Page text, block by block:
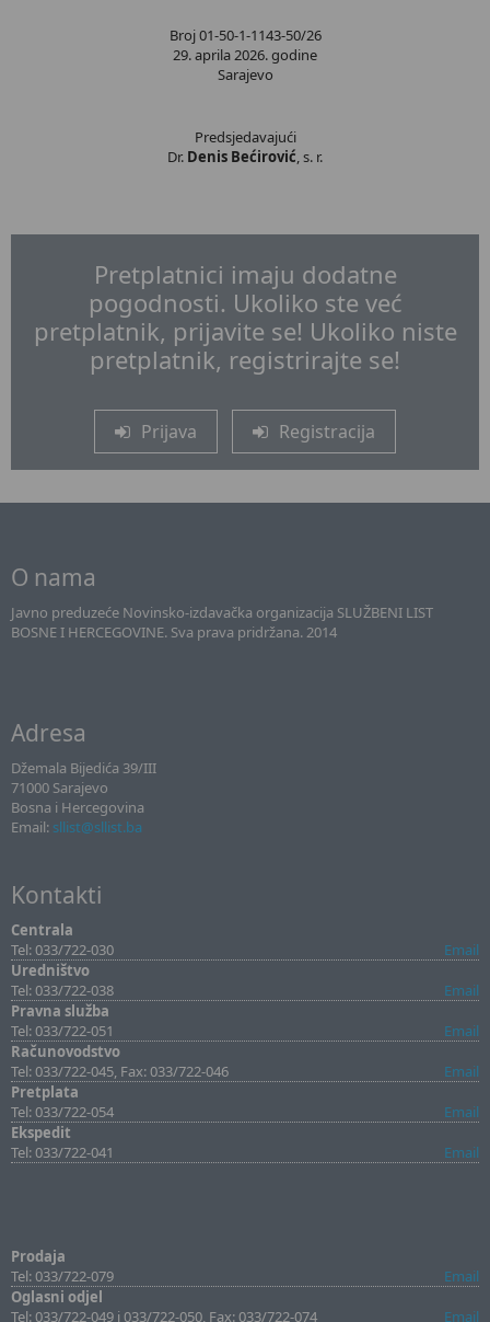
Broj 01-50-1-1143-50/26
29. aprila 2026. godine
Sarajevo
Predsjedavajući
Dr. Denis Bećirović, s. r.
Pretplatnici imaju dodatne
pogodnosti. Ukoliko ste već
pretplatnik, prijavite se! Ukoliko niste
pretplatnik, registrirajte se!
Prijava Registracija
O nama
Javno preduzeće Novinsko-izdavačka organizacija SLUŽBENI LIST
BOSNE I HERCEGOVINE. Sva prava pridržana. 2014
Adresa
Džemala Bijedića 39/III
71000 Sarajevo
Bosna i Hercegovina
Email: sllist@sllist.ba
Kontakti
Centrala
Tel: 033/722-030
Email
Uredništvo
Tel: 033/722-038
Email
Pravna služba
Tel: 033/722-051
Email
Računovodstvo
Tel: 033/722-045, Fax: 033/722-046
Email
Pretplata
Tel: 033/722-054
Email
Ekspedit
Tel: 033/722-041
Email
Prodaja
Tel: 033/722-079
Email
Oglasni odjel
Tel: 033/722-049 i 033/722-050, Fax: 033/722-074
Email